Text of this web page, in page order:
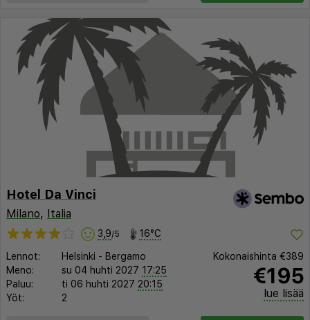
Hotel Da Vinci
Milano, Italia
3,9/5 16°C
Lennot: Helsinki - Bergamo
Meno:
su 04 huhti 2027 17:25
Paluu:
ti 06 huhti 2027 20:15
Yöt:
2
Kokonaishinta €389
€195
lue lisää